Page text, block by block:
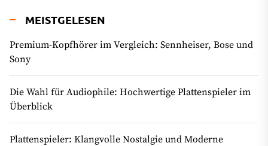
MEISTGELESEN
Premium-Kopfhörer im Vergleich: Sennheiser, Bose und
Sony
Die Wahl für Audiophile: Hochwertige Plattenspieler im
Überblick
Plattenspieler: Klangvolle Nostalgie und Moderne